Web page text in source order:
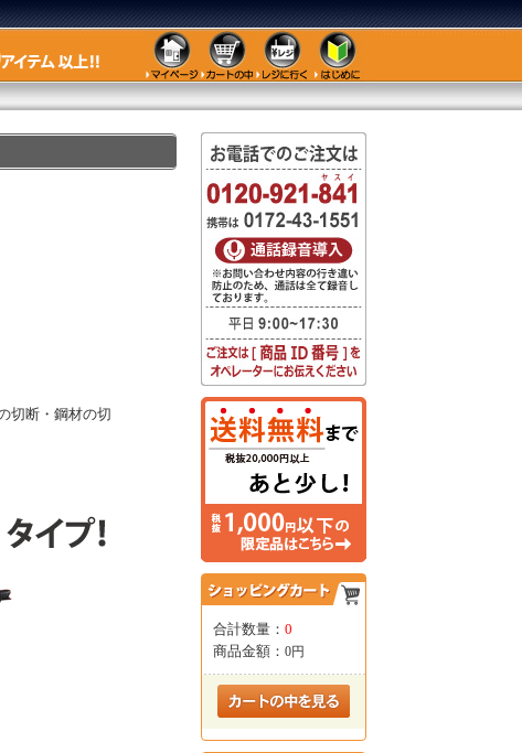
切断・鋼材の切
合計数量： 0
商品金額： 0円